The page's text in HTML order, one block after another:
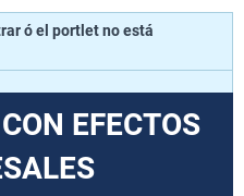
ó el portlet no está
EFECTOS